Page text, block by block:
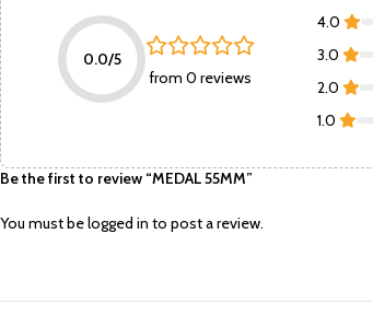
0.0/5
from 0 reviews
4.0
3.0
2.0
1.0
Be the first to review “MEDAL 55MM”
You must belogged in to post a review.